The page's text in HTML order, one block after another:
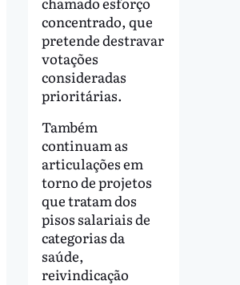
concentrado, que
pretende destravar
votações
consideradas
prioritárias.
Também
continuam as
articulações em
torno de projetos
que tratam dos
pisos salariais de
categorias da
saúde,
reivindicação